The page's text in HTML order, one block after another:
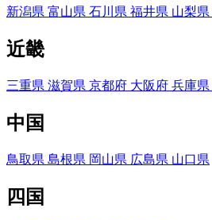
新潟県 富山県 石川県 福井県 山梨県
近畿
三重県 滋賀県 京都府 大阪府 兵庫県
中国
鳥取県 島根県 岡山県 広島県 山口県
四国